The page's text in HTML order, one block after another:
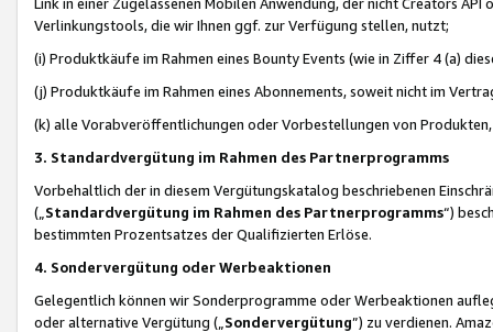
Verlinkungstools, die wir Ihnen ggf. zur Verfügung stellen, nutzt;
(i) Produktkäufe im Rahmen eines Bounty Events (wie in Ziffer 4 (a)
(j) Produktkäufe im Rahmen eines Abonnements, soweit nicht im
(k) alle Vorabveröffentlichungen oder Vorbestellungen von
3. Standardvergütung im Rahmen des Partnerprogramms
Vorbehaltlich der in diesem Vergütungskatalog beschriebenen
(„ Standardvergütung im Rahmen des Partnerprogramms“)
bestimmten Prozentsatzes der Qualifizierten Erlöse.
4. Sondervergütung oder Werbeaktionen
Gelegentlich können wir Sonderprogramme oder Werbeaktionen
oder alternative Vergütung („ Sondervergütung”) zu verdienen.